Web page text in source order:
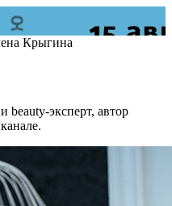
Крыгина
эксперт, автор